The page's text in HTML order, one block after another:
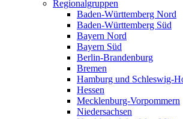
Regionalgruppen
Baden-Württemberg Nord
Baden-Württemberg Süd
Bayern Nord
Bayern Süd
Berlin-Brandenburg
Bremen
Hamburg und Schleswig-
Hessen
Mecklenburg-Vorpommern
Niedersachsen